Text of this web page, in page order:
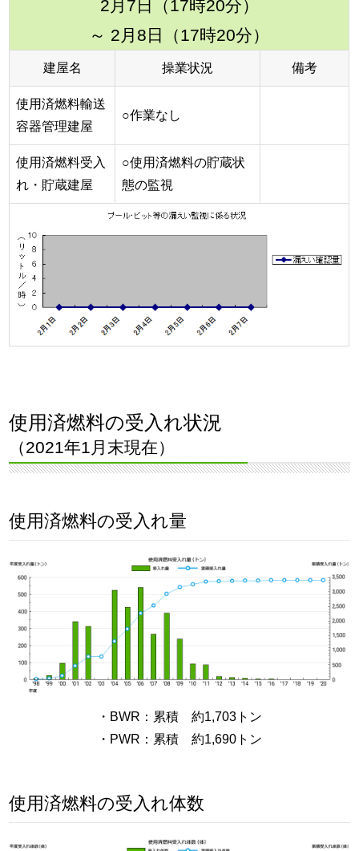
2月7日（17時20分）
～ 2月8日（17時20分）
建屋名 操業状況 備考
使用済燃料輸送
容器管理建屋
○作業なし
使用済燃料受入
れ・貯蔵建屋
○使用済燃料の貯蔵状
態の監視
使用済燃料の受入れ状況
（2021年1月末現在）
使用済燃料の受入れ量
・BWR：累積 約1,703トン
・PWR：累積 約1,690トン
使用済燃料の受入れ体数